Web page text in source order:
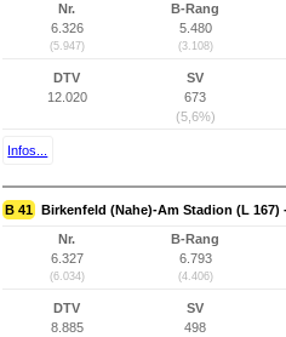
Nr.
6.326
(5.947)
B-Rang
5.480
(3.108)
DTV
12.020
SV
673
(5,6%)
Infos...
B 41 Birkenfeld (Nahe)-Am Stadion (L 167)
Nr.
6.327
(6.034)
B-Rang
6.793
(4.406)
DTV
8.885
SV
498